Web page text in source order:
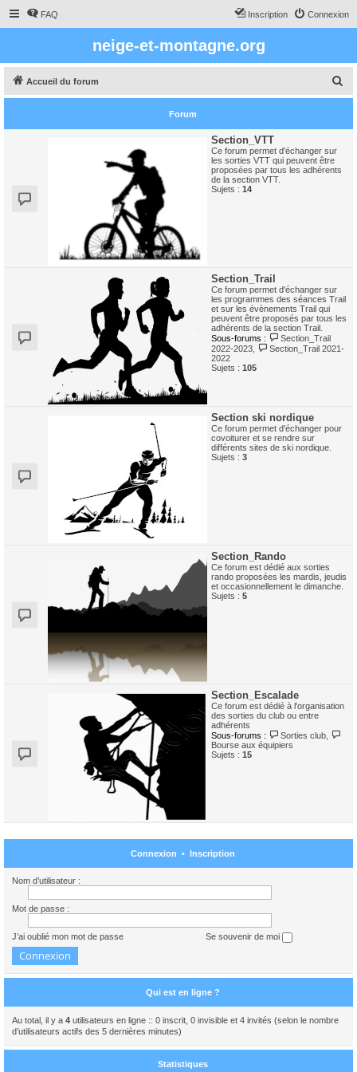
FAQ Connexion
Inscription
neige-et-montagne.org
Accueil du forum
e
Forum
Section_VTT
Ce forum permet d'échanger sur
les sorties VTT qui peuvent être
proposées par tous les adhérents
de la section VTT.
Sujets : 14
Section_Trail
Ce forum permet d'échanger sur
les programmes des séances Trail
et sur les évènements Trail qui
peuvent être proposés par tous les
adhérents de la section Trail.
Sous-forums :
Section_Trail
2022-2023
Section_Trail 2021-
2022
Sujets : 105
Section ski nordique
Ce forum permet d'échanger pour
covoiturer et se rendre sur
différents sites de ski nordique.
Sujets : 3
Section_Rando
Ce forum est dédié aux sorties
rando proposées les mardis, jeudis
et occasionnellement le dimanche.
Sujets : 5
Section_Escalade
Ce forum est dédié à l'organisation
des sorties du club ou entre
adhérents
Sous-forums :
Sorties club
Bourse aux équipiers
Sujets : 15
Connexion • Inscription
Nom d’utilisateur :
Mot de passe :
J’ai oublié mon mot de passe Se souvenir de moi
Qui est en ligne ?
Au total, il y a 4 utilisateurs en ligne :: 0 inscrit, 0 invisible et 4 invités (selon le nombre
d’utilisateurs actifs des 5 dernières minutes)
Statistiques